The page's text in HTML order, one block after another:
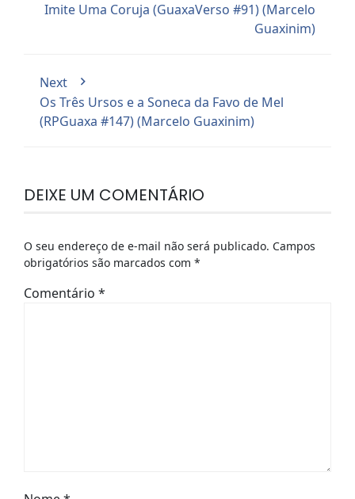
Imite Uma Coruja (GuaxaVerso #91) (Marcelo
Guaxinim)
Next
Os Três Ursos e a Soneca da Favo de Mel
(RPGuaxa #147) (Marcelo Guaxinim)
DEIXE UM COMENTÁRIO
O seu endereço de e-mail não será publicado. Campos
obrigatórios são marcados com *
Comentário *